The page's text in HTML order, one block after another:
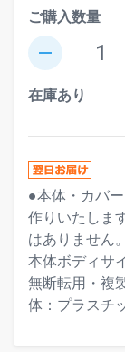
ご購入数量
remove
在庫あり
●本体・カバ
作りいたしま
はありません
本体ボディサ
無断転用・複
体：プラスチ